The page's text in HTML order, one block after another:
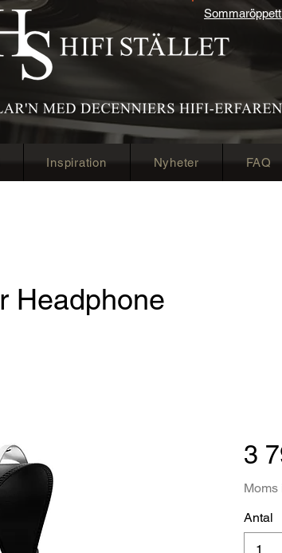
Inspiration Nyheter FAQ
Headphone
3
Moms
Antal